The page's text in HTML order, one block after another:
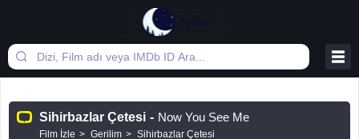
Sihirbazlar Çetesi - Now You See Me
Film İzle Gerilim Sihirbazlar Çetesi